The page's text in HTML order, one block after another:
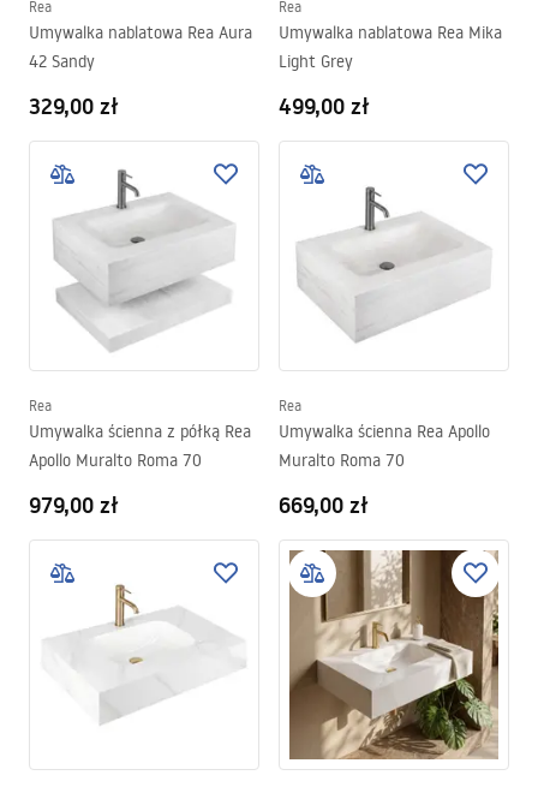
Rea
Umywalka nablatowa Rea Aura
42 Sandy
329,00 zł
Rea
Umywalka nablatowa Rea Mika
Light Grey
499,00 zł
Rea
Umywalka ścienna z półką Rea
Apollo Muralto Roma 70
979,00 zł
Rea
Umywalka ścienna Rea Apollo
Muralto Roma 70
669,00 zł